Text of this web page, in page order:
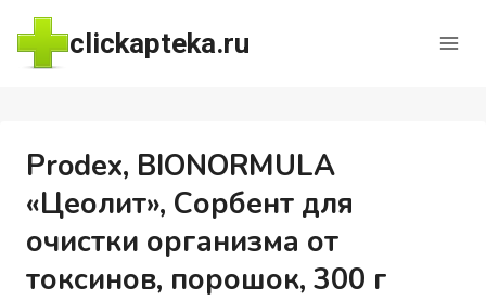
Перейти
содержимому
clickapteka.ru
Prodex, BIONORMULA
«Цеолит», Сорбент для
очистки организма от
токсинов, порошок, 300 г